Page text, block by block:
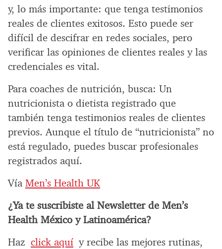
y, lo más importante: que tenga testimonios
reales de clientes exitosos. Esto puede ser
difícil de descifrar en redes sociales, pero
verificar las opiniones de clientes reales y las
credenciales es vital.
Para coaches de nutrición, busca: Un
nutricionista o dietista registrado que
también tenga testimonios reales de clientes
previos. Aunque el título de “nutricionista” no
está regulado, puedes buscar profesionales
registrados aquí.
Vía Men’s Health UK
¿Ya te suscribiste al Newsletter de Men’s
Health México y Latinoamérica?
Haz click aquí y recibe las mejores rutinas,